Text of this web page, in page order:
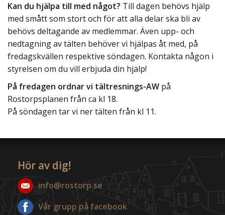
Kan du hjälpa till med något? Till dagen behövs hjälp
med smått som stort och för att alla delar ska bli av
behövs deltagande av medlemmar. Även upp- och
nedtagning av tälten behöver vi hjälpas åt med, på
fredagskvällen respektive söndagen. Kontakta någon i
styrelsen om du vill erbjuda din hjälp!
På fredagen ordnar vi tältresnings-AW på
Rostorpsplanen från ca kl 18.
På söndagen tar vi ner tälten från kl 11.
Hör av dig!
info@rostorp.se
Vår grupp på facebook